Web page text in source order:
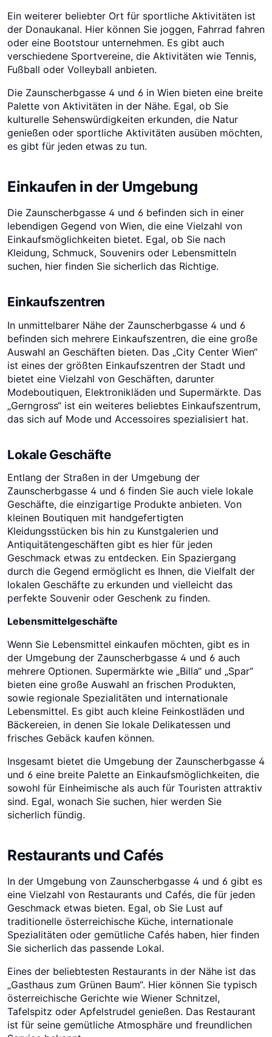
Ein weiterer beliebter Ort für sportliche Aktivitäten ist
der Donaukanal. Hier können Sie joggen, Fahrrad fahren
oder eine Bootstour unternehmen. Es gibt auch
verschiedene Sportvereine, die Aktivitäten wie Tennis,
Fußball oder Volleyball anbieten.
Die Zaunscherbgasse 4 und 6 in Wien bieten eine breite
Palette von Aktivitäten in der Nähe. Egal, ob Sie
kulturelle Sehenswürdigkeiten erkunden, die Natur
genießen oder sportliche Aktivitäten ausüben möchten,
es gibt für jeden etwas zu tun.
Einkaufen in der Umgebung
Die Zaunscherbgasse 4 und 6 befinden sich in einer
lebendigen Gegend von Wien, die eine Vielzahl von
Einkaufsmöglichkeiten bietet. Egal, ob Sie nach
Kleidung, Schmuck, Souvenirs oder Lebensmitteln
suchen, hier finden Sie sicherlich das Richtige.
Einkaufszentren
In unmittelbarer Nähe der Zaunscherbgasse 4 und 6
befinden sich mehrere Einkaufszentren, die eine große
Auswahl an Geschäften bieten. Das „City Center Wien“
ist eines der größten Einkaufszentren der Stadt und
bietet eine Vielzahl von Geschäften, darunter
Modeboutiquen, Elektronikläden und Supermärkte. Das
„Gerngross“ ist ein weiteres beliebtes Einkaufszentrum,
das sich auf Mode und Accessoires spezialisiert hat.
Lokale Geschäfte
Entlang der Straßen in der Umgebung der
Zaunscherbgasse 4 und 6 finden Sie auch viele lokale
Geschäfte, die einzigartige Produkte anbieten. Von
kleinen Boutiquen mit handgefertigten
Kleidungsstücken bis hin zu Kunstgalerien und
Antiquitätengeschäften gibt es hier für jeden
Geschmack etwas zu entdecken. Ein Spaziergang
durch die Gegend ermöglicht es Ihnen, die Vielfalt der
lokalen Geschäfte zu erkunden und vielleicht das
perfekte Souvenir oder Geschenk zu finden.
Lebensmittelgeschäfte
Wenn Sie Lebensmittel einkaufen möchten, gibt es in
der Umgebung der Zaunscherbgasse 4 und 6 auch
mehrere Optionen. Supermärkte wie „Billa“ und „Spar“
bieten eine große Auswahl an frischen Produkten,
sowie regionale Spezialitäten und internationale
Lebensmittel. Es gibt auch kleine Feinkostläden und
Bäckereien, in denen Sie lokale Delikatessen und
frisches Gebäck kaufen können.
Insgesamt bietet die Umgebung der Zaunscherbgasse 4
und 6 eine breite Palette an Einkaufsmöglichkeiten, die
sowohl für Einheimische als auch für Touristen attraktiv
sind. Egal, wonach Sie suchen, hier werden Sie
sicherlich fündig.
Restaurants und Cafés
In der Umgebung von Zaunscherbgasse 4 und 6 gibt es
eine Vielzahl von Restaurants und Cafés, die für jeden
Geschmack etwas bieten. Egal, ob Sie Lust auf
traditionelle österreichische Küche, internationale
Spezialitäten oder gemütliche Cafés haben, hier finden
Sie sicherlich das passende Lokal.
Eines der beliebtesten Restaurants in der Nähe ist das
„Gasthaus zum Grünen Baum“. Hier können Sie typisch
österreichische Gerichte wie Wiener Schnitzel,
Tafelspitz oder Apfelstrudel genießen. Das Restaurant
ist für seine gemütliche Atmosphäre und freundlichen